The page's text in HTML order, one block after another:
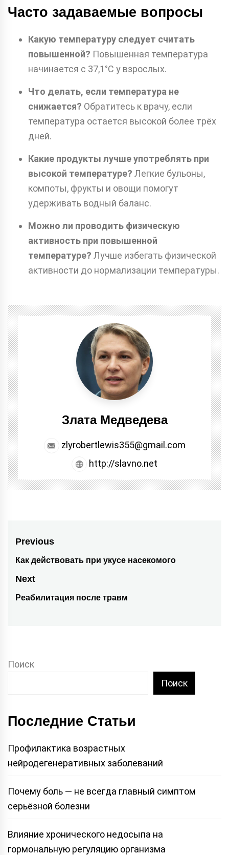
Часто задаваемые вопросы
Какую температуру следует считать
повышенной? Повышенная температура
начинается с 37,1°C у взрослых.
Что делать, если температура не
снижается? Обратитесь к врачу, если
температура остается высокой более трёх
дней.
Какие продукты лучше употреблять при
высокой температуре? Легкие бульоны,
компоты, фрукты и овощи помогут
удерживать водный баланс.
Можно ли проводить физическую
активность при повышенной
температуре? Лучше избегать физической
активности до нормализации температуры.
Злата Медведева
zlyrobertlewis355@gmail.com
http://slavno.net
Навигация
по
записям
Previous
Previous
post:
Как действовать при укусе насекомого
Next
Next
Реабилитация после травм
Поиск
Поиск
Последние Статьи
Профилактика возрастных
нейродегенеративных заболеваний
Почему боль — не всегда главный симптом
серьёзной болезни
Влияние хронического недосыпа на
гормональную регуляцию организма